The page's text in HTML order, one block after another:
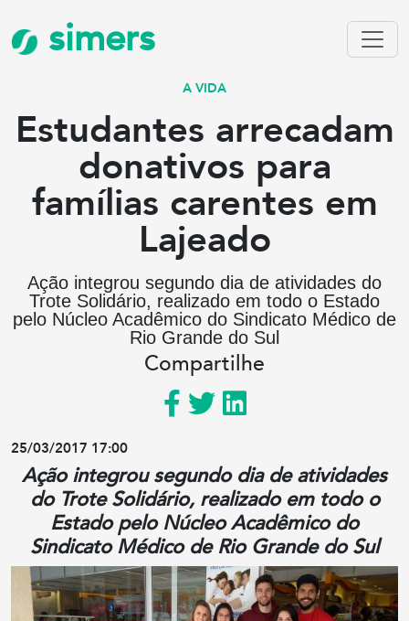
simers
A VIDA
Estudantes arrecadam
donativos para
famílias carentes em
Lajeado
Ação integrou segundo dia de atividades do
Trote Solidário, realizado em todo o Estado
pelo Núcleo Acadêmico do Sindicato Médico de
Rio Grande do Sul
Compartilhe
25/03/2017 17:00
Ação integrou segundo dia de atividades
do Trote Solidário, realizado em todo o
Estado pelo Núcleo Acadêmico do
Sindicato Médico de Rio Grande do Sul